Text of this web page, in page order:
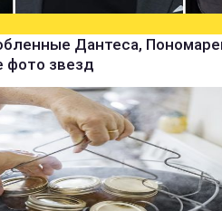
Дантеса,
фото звезд